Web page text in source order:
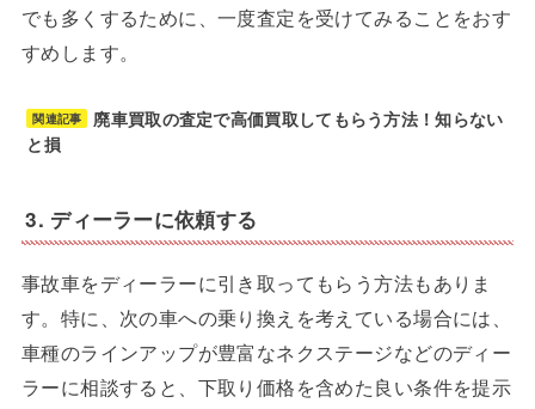
でも多くするために、一度査定を受けてみることをおす
すめします。
関連記事
廃車買取の査定で高価買取してもらう方法！知らない
と損
3. ディーラーに依頼する
事故車をディーラーに引き取ってもらう方法もありま
す。特に、次の車への乗り換えを考えている場合には、
車種のラインアップが豊富なネクステージなどのディー
ラーに相談すると、下取り価格を含めた良い条件を提示